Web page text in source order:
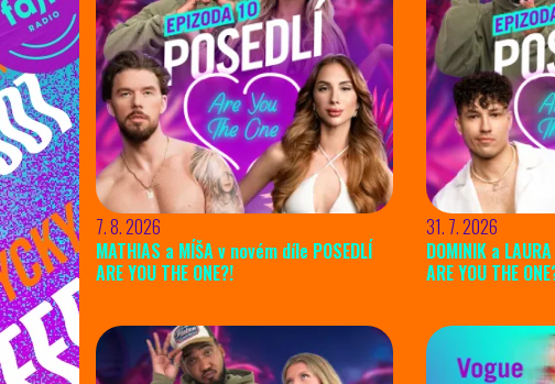
7. 8. 2026
MATHIAS a MÍŠA v novém díle POSEDLÍ
ARE YOU THE ONE?!
31. 7. 2026
DOMINIK a
ARE YOU THE